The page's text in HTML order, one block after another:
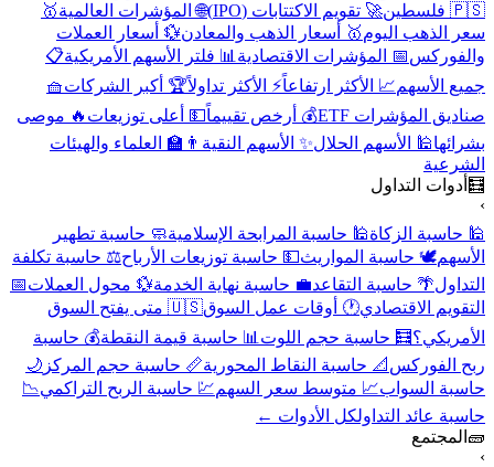
🇵🇸 فلسطين
🚀 تقويم الاكتتابات (IPO) 🌐 المؤشرات العالمية🥇
سعر الذهب اليوم🥇 أسعار الذهب والمعادن💱 أسعار العملات
والفوركس📅 المؤشرات الاقتصادية 📊 فلتر الأسهم الأمريكية📋
جميع الأسهم📈 الأكثر ارتفاعاً⚡ الأكثر تداولاً🏆 أكبر الشركات🧺
صناديق المؤشرات ETF
💰 أرخص تقييماً💵 أعلى توزيعات 🔥 موصى
بشرائها🕌 الأسهم الحلال✨ الأسهم النقية 👨‍🏫 العلماء والهيئات
الشرعية
🧮 أدوات التداول
›
🕌 حاسبة الزكاة🕌 حاسبة المرابحة الإسلامية🧼 حاسبة تطهير
الأسهم🕊️ حاسبة المواريث💵 حاسبة توزيعات الأرباح⚖️ حاسبة تكلفة
التداول🌴 حاسبة التقاعد💼 حاسبة نهاية الخدمة💱 محول العملات📅
التقويم الاقتصادي🕐 أوقات عمل السوق
🇺🇸 متى يفتح السوق
الأمريكي؟🧮 حاسبة حجم اللوت 📊 حاسبة قيمة النقطة💰 حاسبة
ربح الفوركس 📐 حاسبة النقاط المحورية📏 حاسبة حجم المركز 🌙
حاسبة السواب📈 متوسط سعر السهم💹 حاسبة الربح التراكمي📉
حاسبة عائد التداولكل الأدوات ←
🧱 المجتمع
›